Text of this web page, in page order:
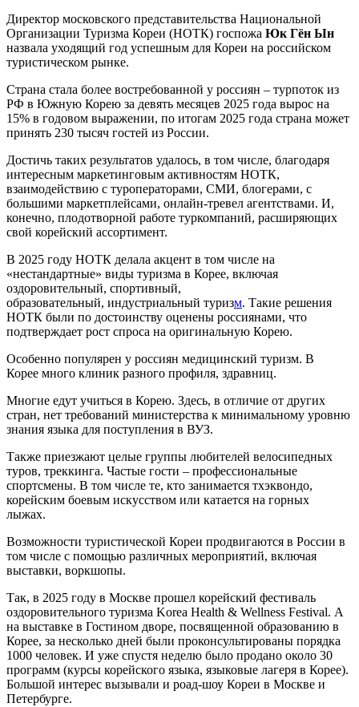
Директор московского представительства Национальной
Организации Туризма Кореи (НОТК) госпожа Юк Гён Ын
назвала уходящий год успешным для Кореи на российском
туристическом рынке.
Страна стала более востребованной у россиян – турпоток из
РФ в Южную Корею за девять месяцев 2025 года вырос на
15% в годовом выражении, по итогам 2025 года страна может
принять 230 тысяч гостей из России.
Достичь таких результатов удалось, в том числе, благодаря
интересным маркетинговым активностям НОТК,
взаимодействию с туроператорами, СМИ, блогерами, с
большими маркетплейсами, онлайн-тревел агентствами. И,
конечно, плодотворной работе туркомпаний, расширяющих
свой корейский ассортимент.
В 2025 году НОТК делала акцент в том числе на
«нестандартные» виды туризма в Корее, включая
оздоровительный, спортивный,
образовательный, индустриальный туризм. Такие решения
НОТК были по достоинству оценены россиянами, что
подтверждает рост спроса на оригинальную Корею.
Особенно популярен у россиян медицинский туризм. В
Корее много клиник разного профиля, здравниц.
Многие едут учиться в Корею. Здесь, в отличие от других
стран, нет требований министерства к минимальному уровню
знания языка для поступления в ВУЗ.
Также приезжают целые группы любителей велосипедных
туров, треккинга. Частые гости – профессиональные
спортсмены. В том числе те, кто занимается тхэквондо,
корейским боевым искусством или катается на горных
лыжах.
Возможности туристической Кореи продвигаются в России в
том числе с помощью различных мероприятий, включая
выставки, воркшопы.
Так, в 2025 году в Москве прошел корейский фестиваль
оздоровительного туризма Korea Health & Wellness Festival. А
на выставке в Гостином дворе, посвященной образованию в
Корее, за несколько дней были проконсультированы порядка
1000 человек. И уже спустя неделю было продано около 30
программ (курсы корейского языка, языковые лагеря в Корее).
Большой интерес вызывали и роад-шоу Кореи в Москве и
Петербурге.